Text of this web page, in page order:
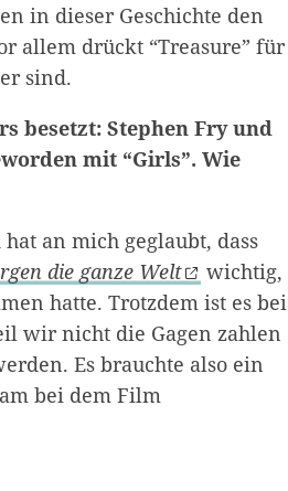
in dieser Geschichte den
allem drückt “Treasure” für
sind.
besetzt: Stephen Fry und
mit “Girls”. Wie
an mich geglaubt, dass
die ganze Welt
wichtig,
hatte. Trotzdem ist es bei
wir nicht die Gagen zahlen
Es brauchte also ein
bei dem Film